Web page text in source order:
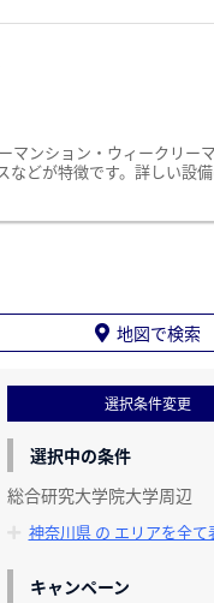
マンション・ウィークリー
どが特徴です。詳しい設
地図で検索
選択条件変更
選択中の条件
総合研究大学院大学周辺
神奈川県 の エリアを全て
キャンペーン